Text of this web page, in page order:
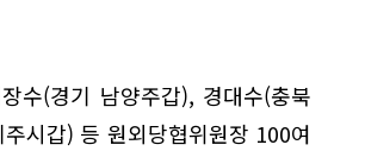
수(경기 남양주갑), 경대수(충북
시갑) 등 원외당협위원장 100여